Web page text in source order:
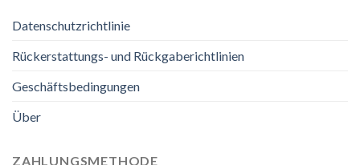
Datenschutzrichtlinie
Rückerstattungs- und Rückgaberichtlinien
Geschäftsbedingungen
Über
ZAHLUNGSMETHODE